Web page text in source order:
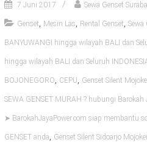
7 Juni 2017 Sewa Genset
Genset, Mesin Las, Rental Genset, Sewa
BANYUWANGI hingga wilayah BALI dan
hingga wilayah BALI dan Seluruh
BOJONEGORO, CEPU, Genset Silent
SEWA GENSET MURAH ? hubungi
➤ BarokahJayaPower.com siap membantu
GENSET anda, Genset Silent Sidoarjo